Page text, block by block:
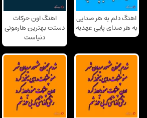
اهنگ دلم به هر صدایی
به هر صدای پایی عهدیه
اهنگ اون حرکات
دستت بهترین هارمونی
دنیاست